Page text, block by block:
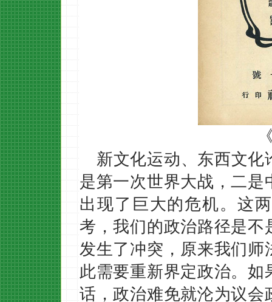
新文化运动、东西文
是第一次世界大战，二
出现了巨大的危机。这
考，我们的政治路径是
发生了冲突，原来我们
此需要重新界定政治。
话，政治难免就沦为议